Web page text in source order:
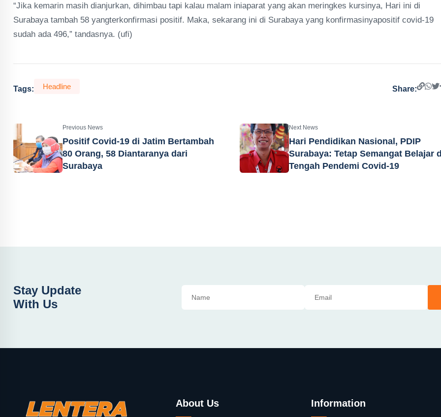
“Jika kemarin masih dianjurkan, dihimbau tapi kalau malam iniaparat yang akan meringkes kursinya, Hari ini di
Surabaya tambah 58 yangterkonfirmasi positif. Maka, sekarang ini di Surabaya yang konfirmasinyapositif covid-19
sudah ada 496,” tandasnya. (ufi)
Tags: Headline Share:
Previous News
Positif Covid-19 di Jatim Bertambah
80 Orang, 58 Diantaranya dari
Surabaya
Next News
Hari Pendidikan Nasional, PDIP
Surabaya: Tetap Semangat Belajar
Tengah Pendemi Covid-19
Stay Update
With Us
About Us Information